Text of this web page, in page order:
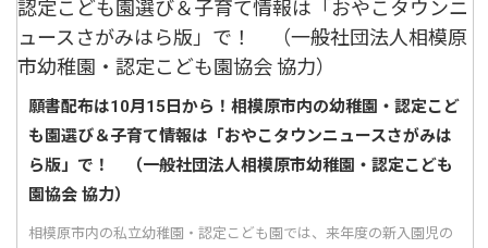
願書配布は10月15日から！相模原市内の幼稚園・認定こど
も園選び＆子育て情報は「おやこタウンニュースさがみは
ら版」で！ （一般社団法人相模原市幼稚園・認定こども
園協会 協力）
相模原市内の私立幼稚園・認定こども園では、来年度の新入園児の